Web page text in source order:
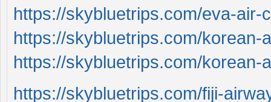
https://skybluetrips.com/eva-air-
https://skybluetrips.com/korean-
https://skybluetrips.com/korean-
https://skybluetrips.com/fiji-